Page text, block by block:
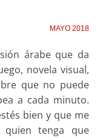
MAYO 2018
árabe que da
novela visual,
que no puede
a cada minuto.
bien y que me
tenga que